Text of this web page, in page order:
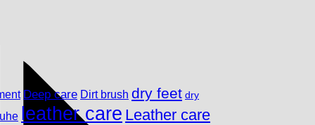
Deep care Dirt brush dry feet dry
leather care Leather care